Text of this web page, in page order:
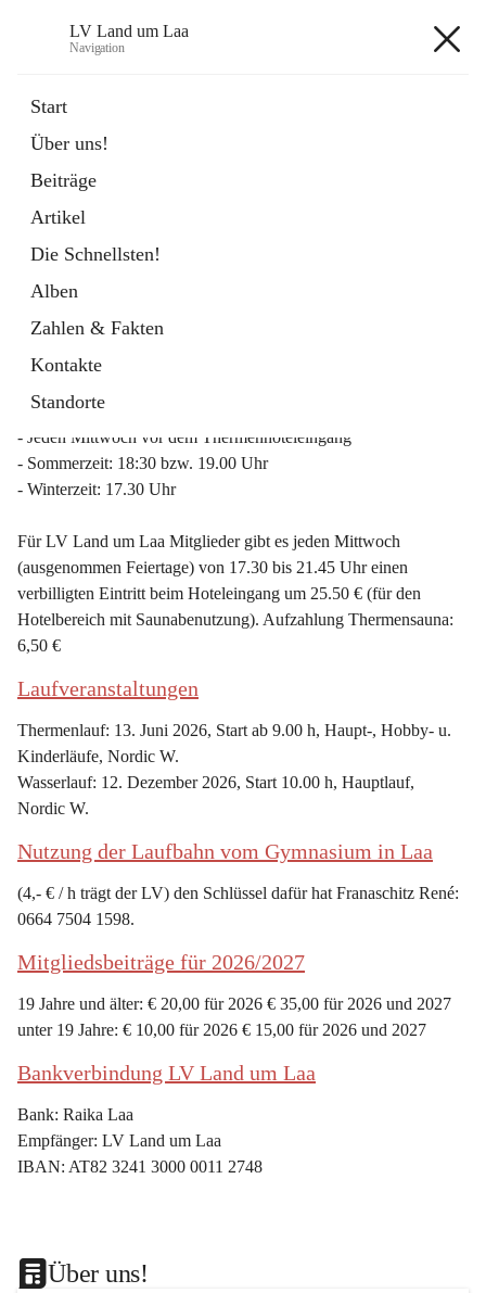
LV Land um Laa
Navigation
Start
Über uns!
Beiträge
Artikel
Die Schnellsten!
Alben
Zahlen & Fakten
Kontakte
Standorte
Externe Webseite
in
Tab
Mitgliederinfo 2026
Lauftreff
- Jeden Mittwoch vor dem Thermenhoteleingang
- Sommerzeit: 18:30 bzw. 19.00 Uhr
- Winterzeit: 17.30 Uhr
Für LV Land um Laa Mitglieder gibt es jeden Mittwoch
(ausgenommen Feiertage) von 17.30 bis 21.45 Uhr einen
verbilligten Eintritt beim Hoteleingang um 25.50 € (für den
Hotelbereich mit Saunabenutzung). Aufzahlung Thermensauna:
6,50 €
Laufveranstaltungen
Thermenlauf: 13. Juni 2026, Start ab 9.00 h, Haupt-, Hobby- u.
Kinderläufe, Nordic W.
Wasserlauf: 12. Dezember 2026, Start 10.00 h, Hauptlauf,
Nordic W.
Nutzung der Laufbahn vom Gymnasium in Laa
(4,- € / h trägt der LV) den Schlüssel dafür hat Franaschitz René:
0664 7504 1598.
Mitgliedsbeiträge für 2026/2027
19 Jahre und älter: € 20,00 für 2026 € 35,00 für 2026 und 2027
unter 19 Jahre: € 10,00 für 2026 € 15,00 für 2026 und 2027
Bankverbindung LV Land um Laa
Bank: Raika Laa
Empfänger: LV Land um Laa
IBAN: AT82 3241 3000 0011 2748
Über uns!